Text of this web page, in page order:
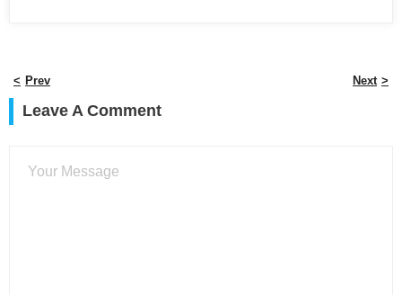
Prev Next
Leave A Comment